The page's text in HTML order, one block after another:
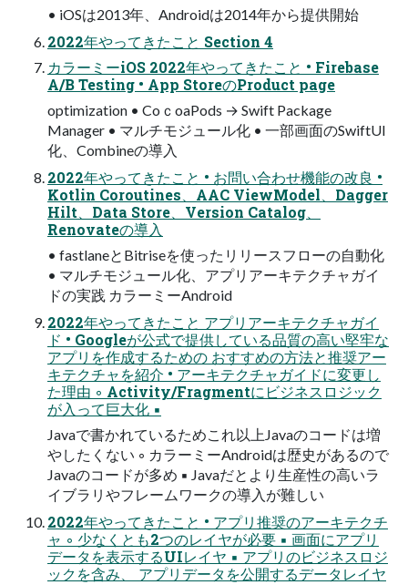
• iOSは2013年、Androidは2014年から提供開始
2022年やってきたこと Section 4
カラーミーiOS 2022年やってきたこと • Firebase
A/B Testing • App StoreのProduct page
optimization • CoｃoaPods → Swift Package
Manager • マルチモジュール化 • 一部画面のSwiftUI
化、Combineの導入
2022年やってきたこと • お問い合わせ機能の改良 •
Kotlin Coroutines、AAC ViewModel、Dagger
Hilt、Data Store、Version Catalog、
Renovateの導入
• fastlaneとBitriseを使ったリリースフローの自動化
• マルチモジュール化、アプリアーキテクチャガイ
ドの実践 カラーミーAndroid
2022年やってきたこと アプリアーキテクチャガイ
ド • Googleが公式で提供している品質の高い堅牢な
アプリを作成するための おすすめの方法と推奨アー
キテクチャを紹介 • アーキテクチャガイドに変更し
た理由 ◦ Activity/Fragmentにビジネスロジック
が入って巨大化 ▪
Javaで書かれているためこれ以上Javaのコードは増
やしたくない ◦ カラーミーAndroidは歴史があるので
Javaのコードが多め ▪ Javaだとより生産性の高いラ
イブラリやフレームワークの導入が難しい
2022年やってきたこと • アプリ推奨のアーキテクチ
ャ ◦ 少なくとも2つのレイヤが必要 ▪ 画面にアプリ
データを表示するUIレイヤ ▪ アプリのビジネスロジ
ックを含み、 アプリデータを公開するデータレイヤ